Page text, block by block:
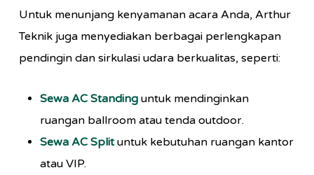
Untuk menunjang kenyamanan acara Anda, Arthur
Teknik juga menyediakan berbagai perlengkapan
pendingin dan sirkulasi udara berkualitas, seperti:
Sewa AC Standinguntuk mendinginkan
ruangan ballroom atau tenda outdoor.
Sewa AC Splituntuk kebutuhan ruangan kantor
atau VIP.